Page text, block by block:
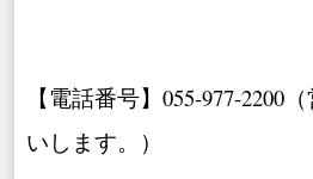
【電話番号】055-977-2200
いします。）